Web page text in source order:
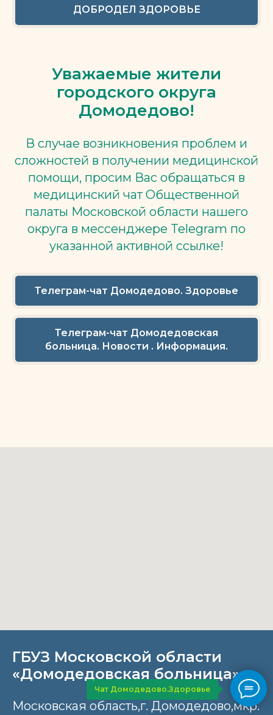
Чат Домодедово.Здоровье
ДОБРОДЕЛ ЗДОРОВЬЕ
Уважаемые жители
городского округа
Домодедово!
В случае возникновения проблем и
сложностей в получении медицинской
помощи, просим Вас обращаться в
медицинский чат Общественной
палаты Московской области нашего
округа в мессенджере Telegram по
указанной активной ссылке!
Телеграм-чат Домодедово. Здоровье
Телеграм-чат Домодедовская
больница. Новости . Информация.
ГБУЗ Московской области
«Домодедовская больница»
Московская область,г. Домодедово,мкр.